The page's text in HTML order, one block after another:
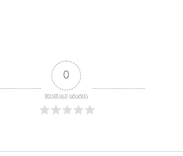
0
შეაფასე სტატია